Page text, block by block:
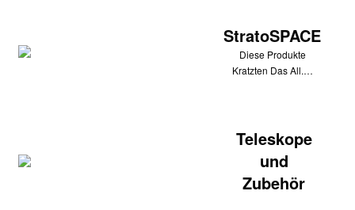
StratoSPACE
Diese Produkte
Kratzten Das All.…
Teleskope
und
Zubehör